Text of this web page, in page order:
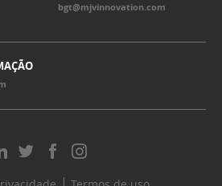
Termos de uso